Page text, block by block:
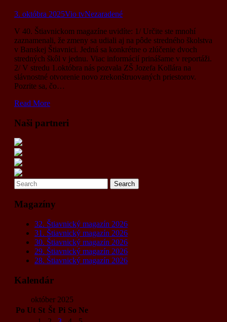
3. októbra 2025Vio tvNezaradené
V 40. Štiavnickom magazíne uvidíte: 1/ Určite ste mnohí
zaznamenali, že zmeny sa udiali aj na pôde stredného školstva
v Banskej Štiavnici. Jedná sa konkrétne o zlúčenie dvoch
stredných škôl v jednu. Viac informácií prinášame v reportáži.
2/ V stredu 1.októbra nás pozvala ZŠ Jozefa Kollára na
slávnostné otvorenie novo zrekonštruovaných priestorov.
Pozrite sa, čo…
Read More
Naši partneri
Magazíny
32. Štiavnický magazín 2026
31. Štiavnický magazín 2026
30. Štiavnický magazín 2026
29. Štiavnický magazín 2026
28. Štiavnický magazín 2026
Kalendár
október 2025
Po Ut St Št Pi So Ne